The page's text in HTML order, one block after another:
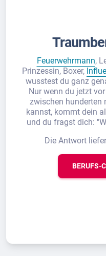
Feuerwehrmann,
Prinzessin, Boxer,
wusstest du ganz
Nur wenn du jetzt
zwischen hunderten
kannst, kommt dein
und du fragst dich:
Die Antwort
BERUFS-